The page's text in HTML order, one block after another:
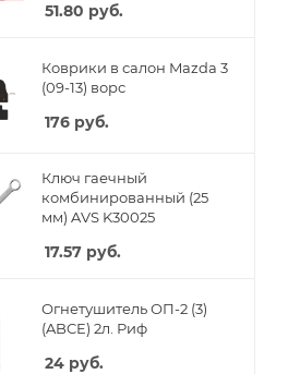
51.80 руб.
Коврики в салон Mazda 3
(09-13) ворс
176 руб.
Ключ гаечный
комбинированный (25
мм) AVS K30025
17.57 руб.
Огнетушитель ОП-2 (3)
(ABCE) 2л. Риф
24 руб.